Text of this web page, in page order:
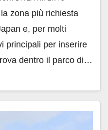
zona più richiesta
e, per molti
principali per inserire
dentro il parco di…